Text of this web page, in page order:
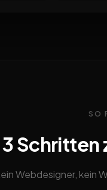
SO
3
Webdesigner, kein